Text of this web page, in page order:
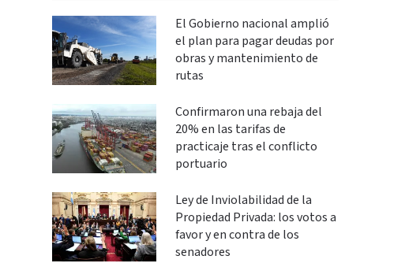
El Gobierno nacional amplió
el plan para pagar deudas por
obras y mantenimiento de
rutas
Confirmaron una rebaja del
20% en las tarifas de
practicaje tras el conflicto
portuario
Ley de Inviolabilidad de la
Propiedad Privada: los votos a
favor y en contra de los
senadores